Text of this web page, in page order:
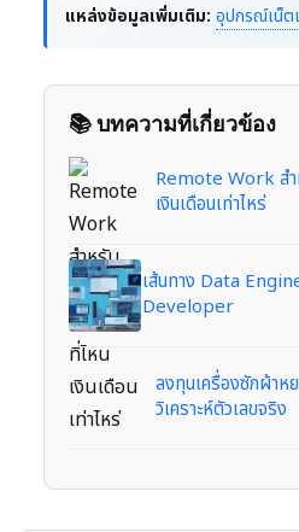
แหล่งข้อมูลเพิ่มเติม: อุปกรณ์เน็ต
📚 บทความที่เกี่ยวข้อง
Remote Work สำ
เงินเดือนเท่าไหร่
เส้นทาง Data
Developer
ลงทุนเครื่องซักผ้า
วิเคราะห์ตัวเลขจริง